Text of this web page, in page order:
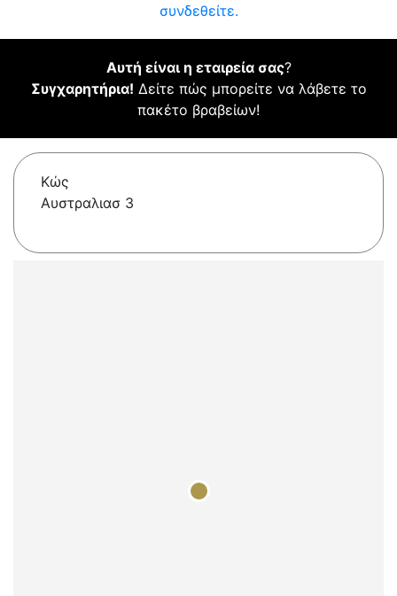
συνδεθείτε.
Αυτή είναι η εταιρεία σας?
Συγχαρητήρια! Δείτε πώς μπορείτε να λάβετε το
πακέτο βραβείων!
Κώς
Aυστραλιασ 3